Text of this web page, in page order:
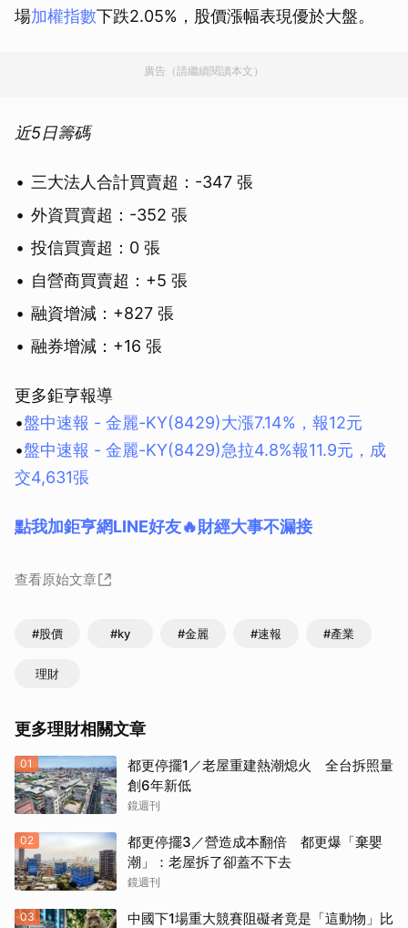
場加權指數下跌2.05%，股價漲幅表現優於大盤。
廣告（請繼續閱讀本文）
近5日籌碼
三大法人合計買賣超：-347 張
外資買賣超：-352 張
投信買賣超：0 張
自營商買賣超：+5 張
融資增減：+827 張
融券增減：+16 張
更多鉅亨報導
•盤中速報 - 金麗-KY(8429)大漲7.14%，報12元
•盤中速報 - 金麗-KY(8429)急拉4.8%報11.9元，成
交4,631張
點我加鉅亨網LINE好友🔥財經大事不漏接
查看原始文章
#股價 #ky #金麗 #速報 #產業
理財
更多理財相關文章
01
都更停擺1／老屋重建熱潮熄火 全台拆照量
創6年新低
鏡週刊
02
都更停擺3／營造成本翻倍 都更爆「棄嬰
潮」：老屋拆了卻蓋不下去
鏡週刊
03
中國下1場重大競賽阻礙者竟是「這動物」比